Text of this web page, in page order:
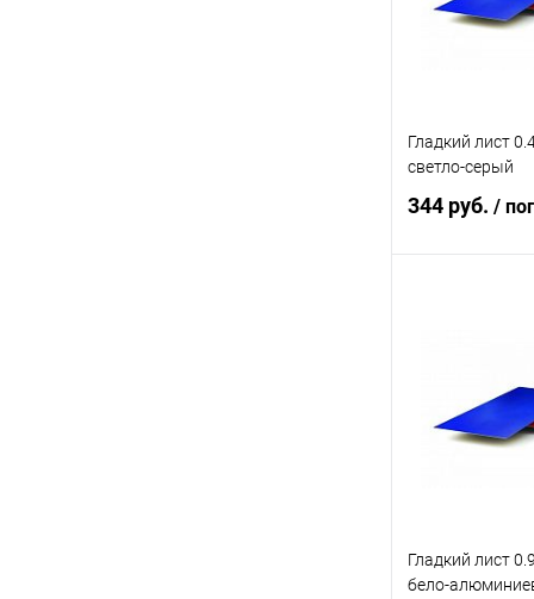
Гладкий лист
светло-серый
344 руб. /
В избранное
Гладкий лист
бело-